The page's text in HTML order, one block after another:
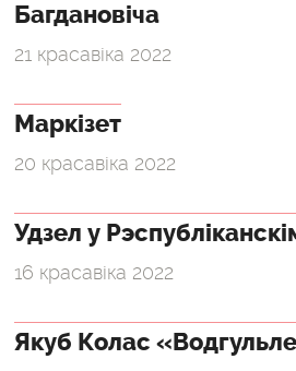
Багдановіча
21 красавіка 2022
Маркізет
20 красавіка 2022
Удзел у
16 красавіка 2022
Якуб Колас